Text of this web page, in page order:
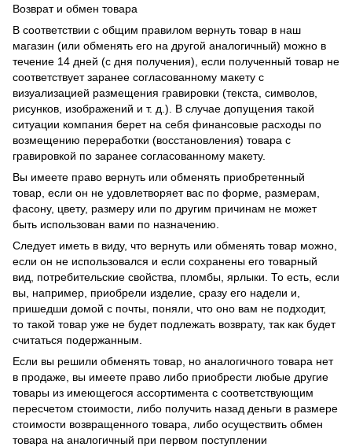
Возврат и обмен товара
В соответствии с общим правилом вернуть товар в наш
магазин (или обменять его на другой аналогичный) можно в
течение 14 дней (с дня получения), если полученный товар не
соответствует заранее согласованному макету с
визуализацией размещения гравировки (текста, символов,
рисунков, изображений и т. д.). В случае допущения такой
ситуации компания берет на себя финансовые расходы по
возмещению переработки (восстановления) товара с
гравировкой по заранее согласованному макету.
Вы имеете право вернуть или обменять приобретенный
товар, если он не удовлетворяет вас по форме, размерам,
фасону, цвету, размеру или по другим причинам не может
быть использован вами по назначению.
Следует иметь в виду, что вернуть или обменять товар можно,
если он не использовался и если сохранены его товарный
вид, потребительские свойства, пломбы, ярлыки. То есть, если
вы, например, приобрели изделие, сразу его надели и,
пришедши домой с почты, поняли, что оно вам не подходит,
то такой товар уже не будет подлежать возврату, так как будет
считаться подержанным.
Если вы решили обменять товар, но аналогичного товара нет
в продаже, вы имеете право либо приобрести любые другие
товары из имеющегося ассортимента с соответствующим
пересчетом стоимости, либо получить назад деньги в размере
стоимости возвращенного товара, либо осуществить обмен
товара на аналогичный при первом поступлении